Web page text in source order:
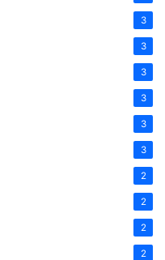
3
3
3
3
3
3
2
2
2
2